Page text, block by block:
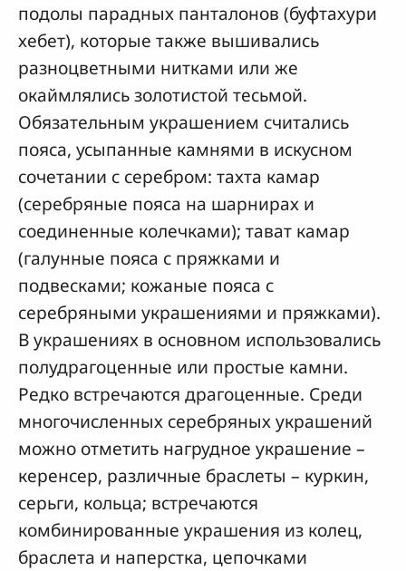
подолы парадных панталонов (буфтахури
хебет), которые также вышивались
разноцветными нитками или же
окаймлялись золотистой тесьмой.
Обязательным украшением считались
пояса, усыпанные камнями в искусном
сочетании с серебром: тахта камар
(серебряные пояса на шарнирах и
соединенные колечками); тават камар
(галунные пояса с пряжками и
подвесками; кожаные пояса с
серебряными украшениями и пряжками).
В украшениях в основном использовались
полудрагоценные или простые камни.
Редко встречаются драгоценные. Среди
многочисленных серебряных украшений
можно отметить нагрудное украшение –
керенсер, различные браслеты – куркин,
серьги, кольца; встречаются
комбинированные украшения из колец,
браслета и наперстка, цепочками